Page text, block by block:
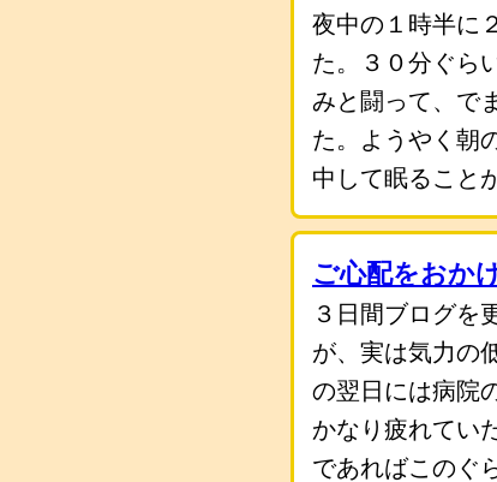
夜中の１時半に
た。３０分ぐら
みと闘って、で
た。ようやく朝
中して眠ること
ご心配をおか
３日間ブログを
が、実は気力の
の翌日には病院
かなり疲れてい
であればこのぐ